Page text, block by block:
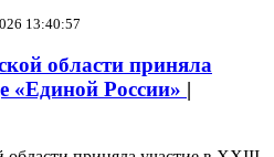
13:40:57
области приняла
«Единой России» |